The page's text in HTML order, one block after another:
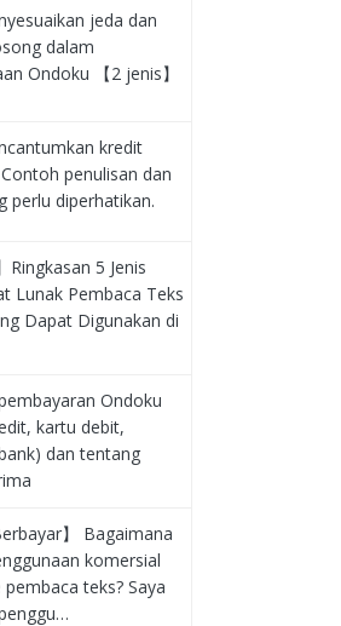
jeda dan
dalam
Ondoku 【2 jenis】
kredit
penulisan dan
perlu diperhatikan.
Ringkasan 5 Jenis
Lunak Pembaca Teks
Dapat Digunakan di
Ondoku
kartu debit,
dan tentang
】 Bagaimana
komersial
teks? Saya